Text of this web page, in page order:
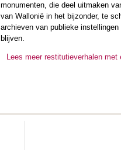
monumenten, die deel uitmaken
van Wallonië in het bijzonder, te
archieven van publieke
blijven.
Lees meer restitutieverhalen met